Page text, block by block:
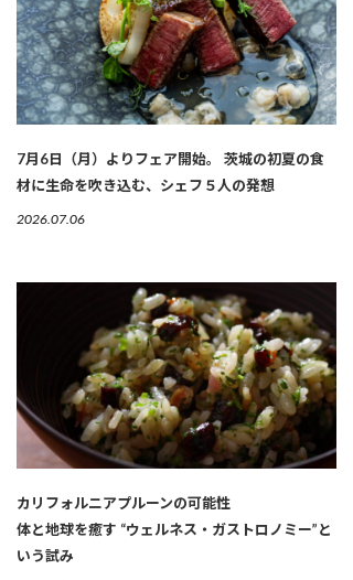
7月6日（月）よりフェア開始。 茨城の初夏の食
材に生命を吹き込む、シェフ５人の発想
2026.07.06
カリフォルニアプルーンの可能性
体と地球を癒す “ウェルネス・ガストロノミー”と
いう試み